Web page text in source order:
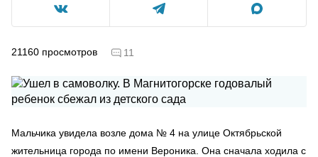
21160 просмотров 11
Мальчика увидела возле дома № 4 на улице Октябрьской
жительница города по имени Вероника. Она сначала ходила с